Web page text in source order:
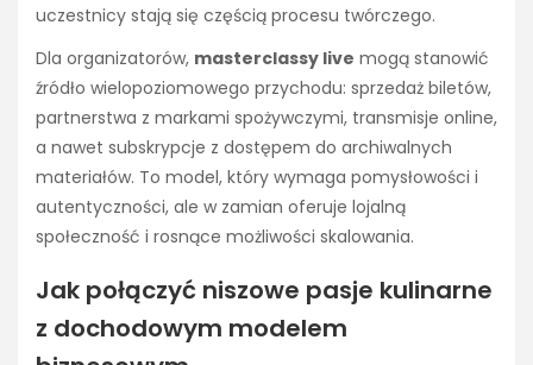
uczestnicy stają się częścią procesu twórczego.
Dla organizatorów, masterclassy live mogą stanowić
źródło wielopoziomowego przychodu: sprzedaż biletów,
partnerstwa z markami spożywczymi, transmisje online,
a nawet subskrypcje z dostępem do archiwalnych
materiałów. To model, który wymaga pomysłowości i
autentyczności, ale w zamian oferuje lojalną
społeczność i rosnące możliwości skalowania.
Jak połączyć niszowe pasje kulinarne
z dochodowym modelem